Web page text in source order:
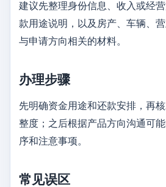
建议先整理身份信息、收入或经
款用途说明，以及房产、车辆、
与申请方向相关的材料。
办理步骤
先明确资金用途和还款安排，再
整度；之后根据产品方向沟通可
序和注意事项。
常见误区